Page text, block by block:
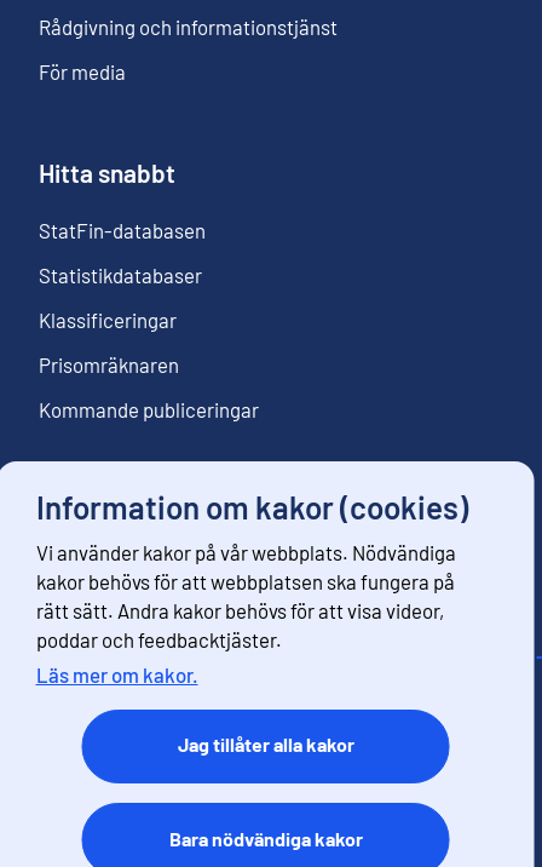
Information om kakor (cookies)
Vi använder kakor på vår webbplats. Nödvändiga
kakor behövs för att webbplatsen ska fungera på
rätt sätt. Andra kakor behövs för att visa videor,
poddar och feedbacktjäster.
Läs mer om kakor.
Jag tillåter alla kakor
Bara nödvändiga kakor
Rådgivning och informationstjänst
För media
Hitta snabbt
StatFin-databasen
Statistikdatabaser
Klassificeringar
Prisomräknaren
Kommande publiceringar
Följ oss
Beställ nyhetsbrev
Respons
Användarvillkor
Dataskydd
Tillgänglihet
Information om webbplatsen